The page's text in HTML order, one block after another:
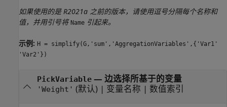
如果使用的是 R2021a 之前的版本，请使用逗号分隔每个名称和
值，并用引号将 Name 引起来。
示例: H = simplify(G,'sum','AggregationVariables',{'Var1'
'Var2'})
PickVariable— 边选择所基于的变量
'Weight' (默认) | 变量名称 | 数值索引